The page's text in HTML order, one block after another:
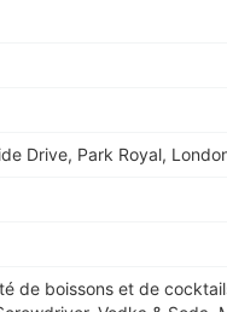
Drive, Park Royal,
de boissons et de